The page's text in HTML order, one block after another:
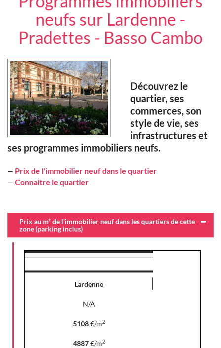
neufs sur Lardenne -
Pradettes - Basso Cambo
Découvrez le
quartier, ses
commerces, son
style de vie, ses
infrastructures et
ses programmes immobiliers neufs.
— Prix de l'immobilier neuf dans le quartier
— Connaitre le quartier
Prix au m² de l'immobilier neuf dans les quartiers de cette
zone (parking inclus)
Lardenne
N/A
5108€/m2
4887€/m2